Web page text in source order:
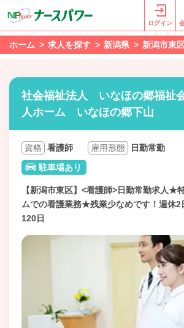
ログイン
ホーム 求人を探す 新潟県 新潟市東
社会福祉法人 いなほの郷福祉
人ホーム いなほの郷下山
資格 看護師 雇用形態
日勤常勤
駐車場あり
【新潟市東区】<看護師>日勤常勤求人★
ムでの看護業務★残業少なめです！週休
120日